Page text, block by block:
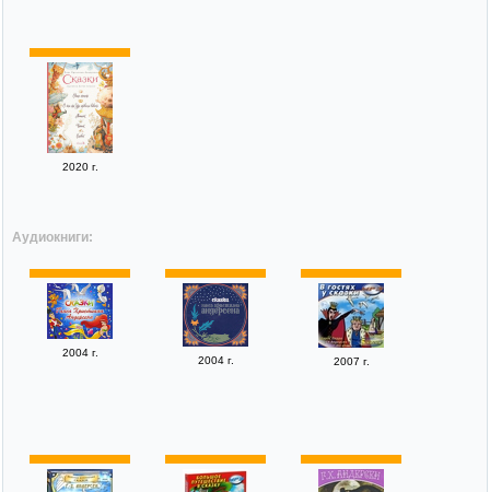
2020 г.
Аудиокниги:
2004 г.
2004 г. 2007 г.